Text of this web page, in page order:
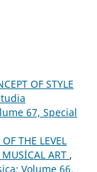
OF STYLE
67, Special
THE LEVEL
ART ,
Volume 66,